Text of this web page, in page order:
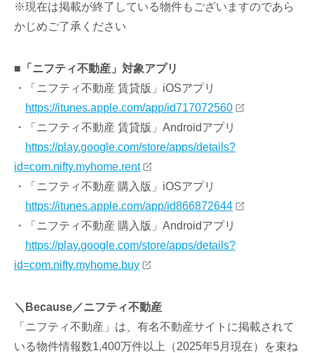
※現在は掲載が終了している物件もございますのであら
かじめご了承ください
■ 「ニフティ不動産」対象アプリ
・「ニフティ不動産 賃貸版」iOSアプリ
https://itunes.apple.com/app/id717072560
・「ニフティ不動産 賃貸版」Androidアプリ
https://play.google.com/store/apps/details?
id=com.nifty.myhome.rent
・「ニフティ不動産 購入版」iOSアプリ
https://itunes.apple.com/app/id866872644
・「ニフティ不動産 購入版」Androidアプリ
https://play.google.com/store/apps/details?
id=com.nifty.myhome.buy
＼Because／ニフティ不動産
「ニフティ不動産」は、有名不動産サイトに掲載されて
いる物件情報数1,400万件以上（2025年5月現在）を束ね